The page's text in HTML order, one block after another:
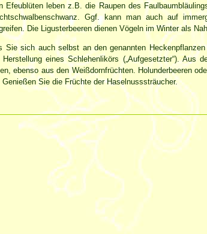
Efeublüten leben z.B. die Raupen des
Ggf. kann man auch auf
Die Ligusterbeeren dienen Vögeln im Winter als
Sie sich auch selbst an den genannten
eines Schlehenlikörs („Aufgesetzter“). Aus
ebenso aus den Weißdornfrüchten. Holunderbeeren
Genießen Sie die Früchte der Haselnusssträucher.